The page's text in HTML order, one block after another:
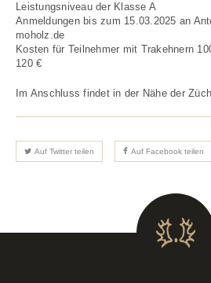
Leistungsniveau der Klasse A
Anmeldungen bis zum 15.03.2025 an
moholz.de
Kosten für Teilnehmer mit Trakehnern
120 €
Im Anschluss findet in der Nähe der
Auf Twitter teilen Auf Facebook teilen